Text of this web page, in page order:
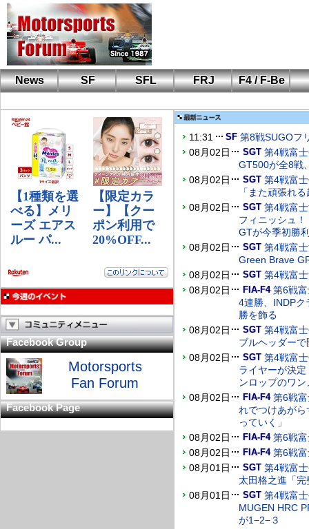
News SF SFL FRJ
F4 / F-Be
Facebook Group
Motorsports
Fan Forum
Facebook Page
11:31 SF 第8戦SUGOフ
08月02日
SGT 第4戦富
GT500が全8戦
08月02日
SGT 第4戦富
「また頑張れ
08月02日
SGT 第4戦富
フィニッシュ
GTが今季初勝
08月02日
SGT 第4戦富
Green Brave
08月02日
SGT 第4戦富
08月02日
FIA-F4 第6戦
4連勝、INDPク
勝を飾る
08月02日
SGT 第4戦富
ブルヘッダー
08月02日
SGT 第4戦富
ライヤーが決
ンロップのワ
08月02日
FIA-F4 第6戦
れでつけあが
っていく」
08月02日
FIA-F4 第6戦
08月02日
FIA-F4 第6戦
08月01日
SGT 第4戦富
太田格之進「
08月01日
SGT 第4戦富
MUGEN HRC
が1−2−３